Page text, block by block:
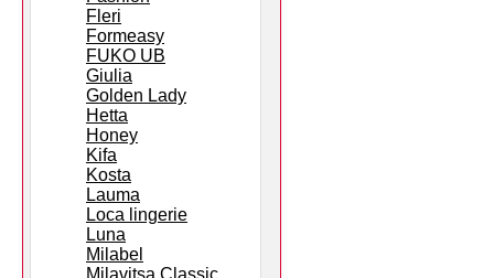
Fleri
Formeasy
FUKO UB
Giulia
Golden Lady
Hetta
Honey
Kifa
Kosta
Lauma
Loca lingerie
Luna
Milabel
Milavitsa Classic